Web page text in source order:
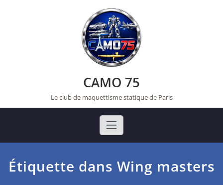
CAMO 75
Le club de maquettisme statique de Paris
Étiquette dans Wing masters